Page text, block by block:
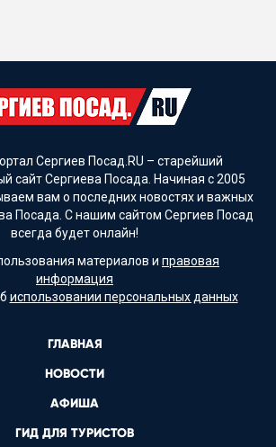
Сергиев Посад.RU – старейший
сайт Сергиева Посада. Начиная с 2005
вам о последних новостях и важных
Посада. С нашим сайтом Сергиев Посад
всегда будет онлайн!
материалов и правовая
информация
использовании персональных данных
ГЛАВНАЯ
НОВОСТИ
АФИША
ГИД ДЛЯ ТУРИСТОВ